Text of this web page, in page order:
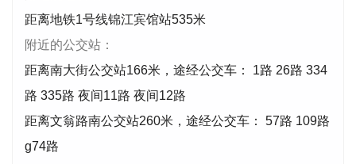
距离地铁1号线锦江宾馆站535米
附近的公交站：
距离南大街公交站166米，途经公交车： 1路 26路 334
路 335路 夜间11路 夜间12路
距离文翁路南公交站260米，途经公交车： 57路 109路
g74路